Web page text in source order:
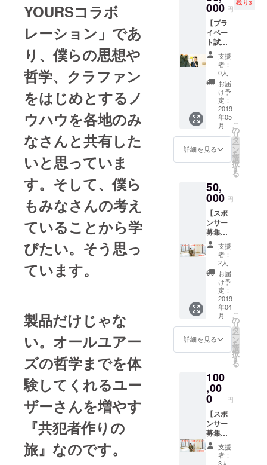
YOURSコラボ
レーション 」であ
り、僕らの思想や
哲学、クラファン
をはじめとするノ
ウハウを各地のみ
なさんと共有した
いと思っていま
す。そして、僕ら
もみなさんの考え
ていることから学
びたい。そう思っ
ています。
製品だけじゃな
い。オールユアー
ズの哲学までを体
験してくれるユー
ザーさんを増やす
『共犯者作りの
旅』なのです。
は事故
等の無
いよう
お気を
つけく
ださ
い。
す。 ・
諸般の
事情に
より当
イベン
トの開
催日程
の変更
及び中
止され
た場合
でもお
支払い
いただ
加費の
補償は
せん。
・当イ
ベント
開催期
間内に
おいて
発生し
た事故
や怪
我・病
気など
に関し
ては、
当社に
故意・
重過失
がある
場合を
除き、
責任を
負いか
ねます
ことを
あらか
じめご
了承く
ださ
い。 ・
盗難等
ご支援
頂いた
金額に
ついて
は納品
時に相
殺させ
て頂き
ます。
でも訪
問いた
しま
す。
「技術
はある
けど、
何を
作って
いいか
わから
い！」
「いい
商品は
作って
ていい
かわか
らな
い！」
とお悩
みの方
におす
すめで
す。 ※
東京都
からの
往復の
交通費
はご負
担お願
す。 ※
商品化
けでは
ありま
せん。
※訪問日
につい
ては、
メッ
セージ
で直接
なたや
自社の
PRをす
る機会
に使っ
てくだ
さい！
木村が
うまい
こと引
き出し
ます。
＊内容
はご相
談くだ
さい。
しくそ
ぐわな
いもの
はお断
りいた
しま
す。そ
の際は
ご返金
の対応
を取ら
せてい
ただき
ます。
000 円
残り3
【プラ
イベー
ト試着
会が開
催でき
ます】
47都道
府県行
脚中に
プライ
ベート
試着会
を開催
できる
権利で
す。
のお昼
休憩中
に試着
会」
「飲み
会に合
流して
試着
会」
「個人
宅で家
族のた
めに試
着会」
など、
どこへ
でも伺
の時間
は2時間
までと
させて
いただ
きま
す。 ※
東京都
からの
移動交
支援
者：
0人
お届
け予
定：
2019
年05
月
詳細を見る
こ
の
リ
タ
ー
ン
を
選
択
す
る
50,
000 円
【スポ
ンサー
募集し
ていま
す・
50,000
円】 あ
なたの
お店や
商品、
イベン
トなど
を僕た
ちオー
ルユ
アーズ
に広め
ません
か？ 全
国行脚
期間
中、僕
たち
オール
ユアー
ズがフ
支援
者：
2人
お届
け予
定：
2019
年04
月
詳細を見る
こ
の
リ
タ
ー
ン
を
選
択
す
る
100
,00
0 円
【スポ
ンサー
募集し
ていま
す・
100,000
支援
者：
3人